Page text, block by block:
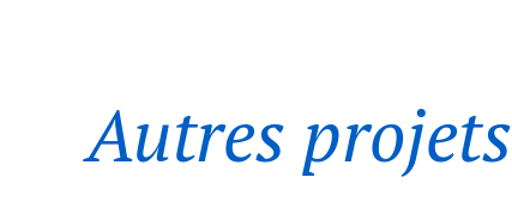
Autres projets